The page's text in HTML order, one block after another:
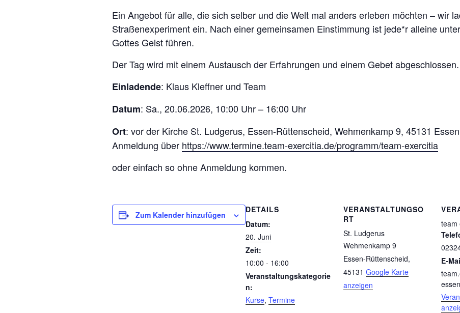
Ein Angebot für alle, die sich selber und die Welt mal anders erleben möchten – wir
Straßenexperiment ein. Nach einer gemeinsamen Einstimmung ist jede*r alleine
Gottes Geist führen.
Der Tag wird mit einem Austausch der Erfahrungen und einem Gebet abgeschlossen.
Einladende: Klaus Kleffner und Team
Datum: Sa., 20.06.2026, 10:00 Uhr – 16:00 Uhr
Ort: vor der Kirche St. Ludgerus, Essen-Rüttenscheid, Wehmenkamp 9, 45131 Essen
Anmeldung über https://www.termine.team-exercitia.de/programm/team-exercitia
oder einfach so ohne Anmeldung kommen.
Zum Kalender hinzufügen
DETAILS
Datum:
20. Juni
Zeit:
10:00 - 16:00
Veranstaltungskategorie
n:
Kurse, Termine
VERANSTALTUNGSO
RT
St. Ludgerus
Wehmenkamp 9
Essen-Rüttenscheid,
45131 Google Karte
anzeigen
team
E-